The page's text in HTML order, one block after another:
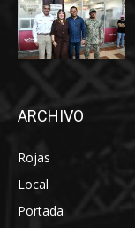
ARCHIVO
Rojas
Local
Portada